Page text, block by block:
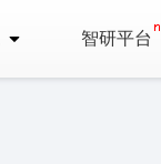
智研平台